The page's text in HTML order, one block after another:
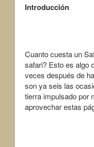
Introducción
Cuanto cuesta un
safari? Esto es algo
veces después de
son ya seis las
tierra impulsado por
aprovechar estas